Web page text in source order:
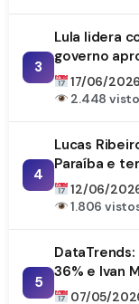
3
Lula lidera
governo
17/06/2026
2.448
4
Lucas
Paraíba e
DataTrends
12/06/
1.806
5
36% e Ivan
07/05/